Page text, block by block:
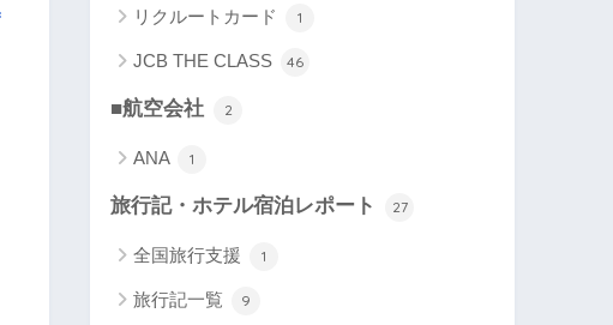
リクルートカード 1
JCB THE CLASS 46
■航空会社 2
ANA 1
旅行記・ホテル宿泊レポート 27
全国旅行支援 1
旅行記一覧 9